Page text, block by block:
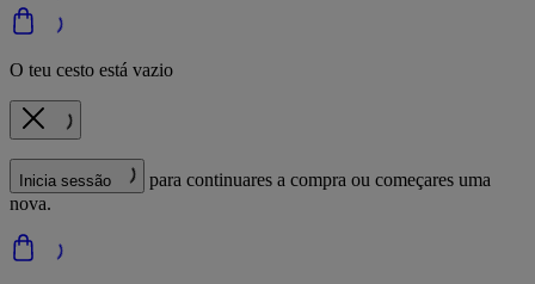
O teu cesto está vazio
Inicia sessão
para continuares a compra ou começares uma
nova.